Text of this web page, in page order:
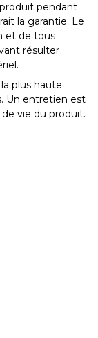
pendant
la garantie. Le
et de tous
résulter
plus haute
Un entretien est
vie du produit.